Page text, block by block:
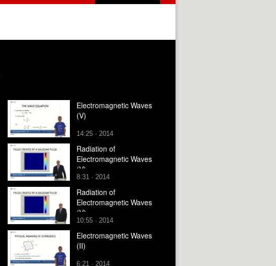
Electromagnetic Waves
(V)
14:25 · 2014
Radiation of
Electromagnetic Waves
(V)
8:31 · 2014
Radiation of
Electromagnetic Waves
(V)
10:55 · 2014
Electromagnetic Waves
(II)
6:21 · 2014